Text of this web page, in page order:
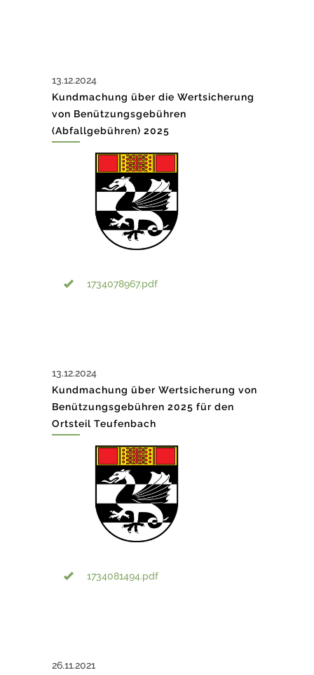
13.12.2024
Kundmachung über die Wertsicherung
von Benützungsgebühren
(Abfallgebühren) 2025
1734078967.pdf
13.12.2024
Kundmachung über Wertsicherung von
Benützungsgebühren 2025 für den
Ortsteil Teufenbach
1734081494.pdf
26.11.2021